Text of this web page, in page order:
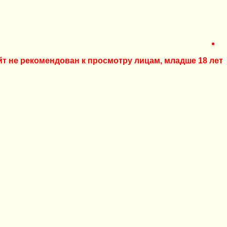
не рекомендован к просмотру лицам, младше 18 лет